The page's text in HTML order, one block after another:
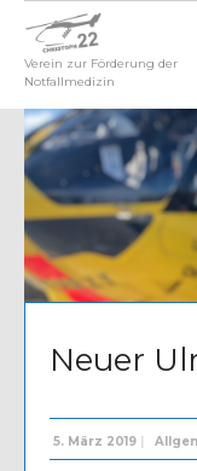
Verein zur Förderung der
Notfallmedizin
Neuer
5. März 2019 |